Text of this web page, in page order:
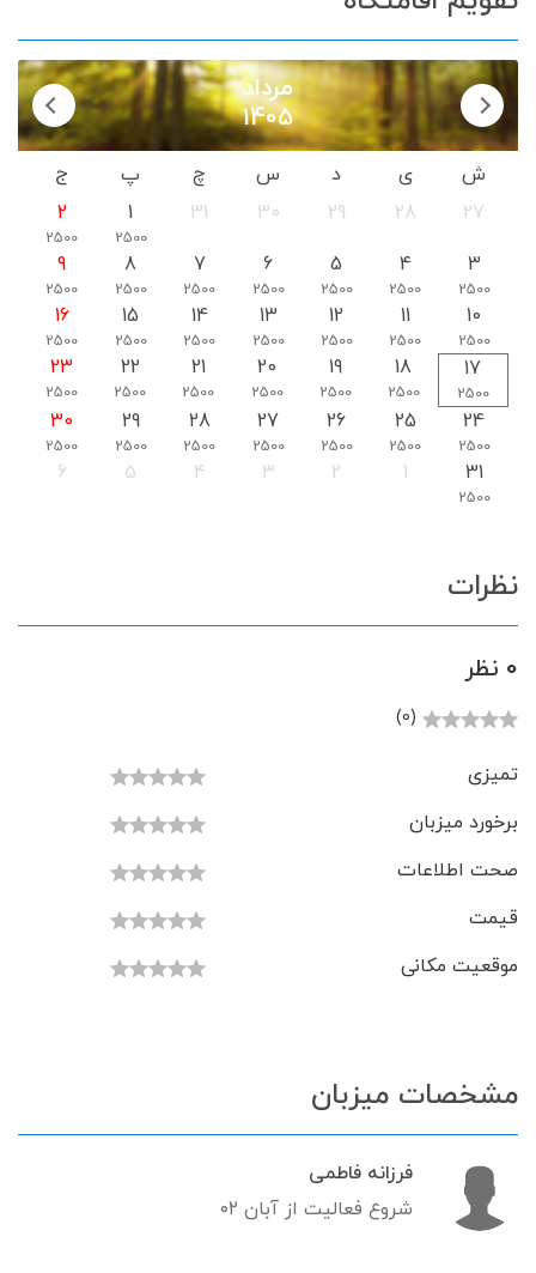
مرداد
1405
ش ی د س چ پ
ج
27
28
29
30
31
1
2500
2
2500
3
2500
4
2500
5
2500
6
2500
7
2500
8
2500
9
2500
10
2500
11
2500
12
2500
13
2500
14
2500
15
2500
16
2500
17
2500
18
2500
19
2500
20
2500
21
2500
22
2500
23
2500
24
2500
25
2500
26
2500
27
2500
28
2500
29
2500
30
2500
31
2500
1
2
3
4
5
6
نظرات
0 نظر
(0)
تمیزی
برخورد میزبان
صحت اطلاعات
قیمت
موقعیت مکانی
مشخصات میزبان
فرزانه فاطمی
شروع فعالیت از آبان ۰۲